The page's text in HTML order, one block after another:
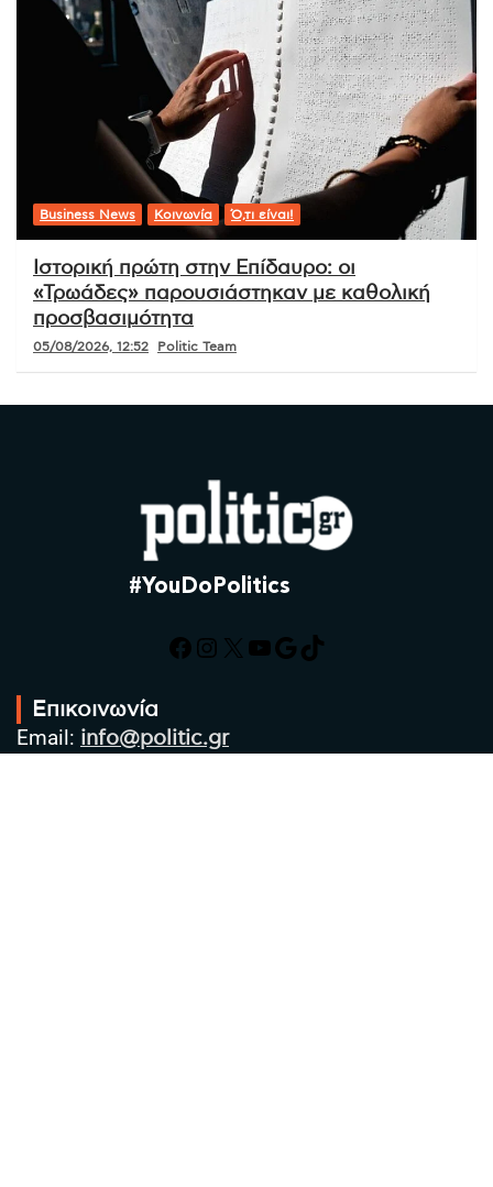
Business News Κοινωνία Ό,τι είναι!
Ιστορική πρώτη στην Επίδαυρο: οι
«Τρωάδες» παρουσιάστηκαν με καθολική
προσβασιμότητα
05/08/2026, 12:52 Politic Team
#YouDoPolitics
Facebook
Instagram
X YouTube
Google
TikTok
Επικοινωνία
Email: info@politic.gr